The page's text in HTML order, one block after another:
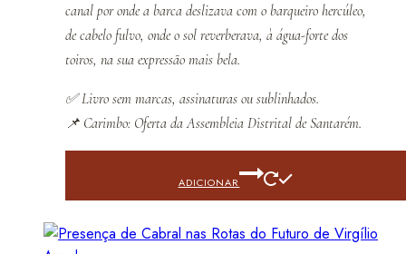
canal por onde a barca deslizava com o barqueiro hercúleo,
de cabelo fulvo, onde o sol reverberava, à água-forte dos
toiros, na sua expressão mais bela.
✅Livro sem marcas, assinaturas ou sublinhados.
📌 Carimbo: Oferta da Assembleia Distrital de Santarém.
ADICIONAR